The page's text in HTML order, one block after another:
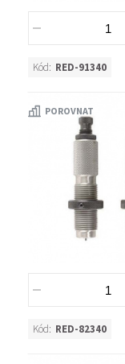
Kód: RED-91340
POROVNAT
Kód: RED-82340